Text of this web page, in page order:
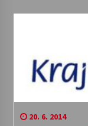
20. 6. 2014